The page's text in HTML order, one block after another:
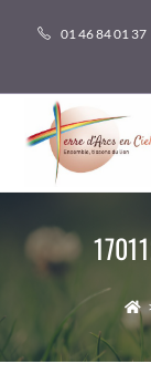
01 46 84 01 37